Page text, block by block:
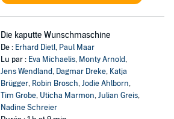
Die kaputte Wunschmaschine
De : Erhard Dietl, Paul Maar
Lu par : Eva Michaelis, Monty Arnold,
Jens Wendland, Dagmar Dreke, Katja
Brügger, Robin Brosch,Jodie Ahlborn,
Tim Grobe, Uticha Marmon,Julian Greis,
Nadine Schreier